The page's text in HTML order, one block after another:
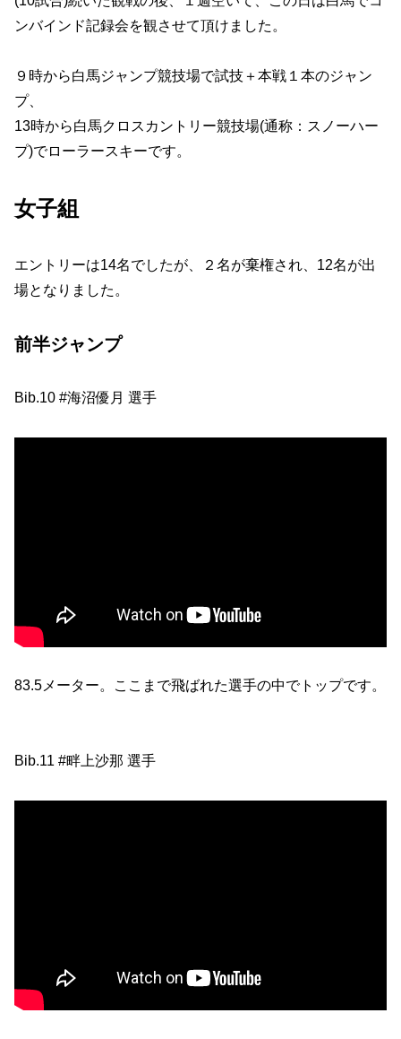
ンバインド記録会を観させて頂けました。
９時から白馬ジャンプ競技場で試技＋本戦１本のジャン
プ、
13時から白馬クロスカントリー競技場(通称：スノーハー
プ)でローラースキーです。
女子組
エントリーは14名でしたが、２名が棄権され、12名が出
場となりました。
前半ジャンプ
Bib.10 #海沼優月 選手
83.5メーター。ここまで飛ばれた選手の中でトップです。
Bib.11 #畔上沙那 選手